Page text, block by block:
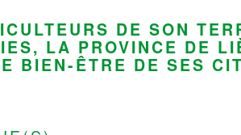
DE SON
LA PROVINCE DE
BIEN-ÊTRE DE SES